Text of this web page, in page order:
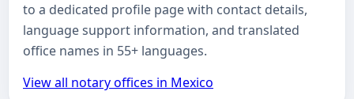
to a dedicated profile page with contact details,
language support information, and translated
office names in 55+ languages.
View all notary offices in Mexico